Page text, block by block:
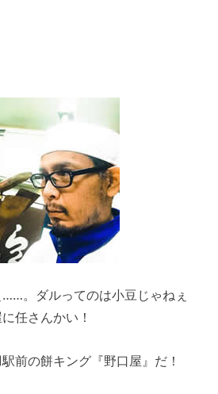
。ダルってのは小豆じゃねぇ
任さんかい！
前の餅キング『野口屋』だ！